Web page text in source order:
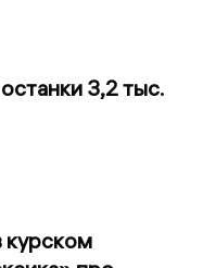
3,2 тыс.
курском